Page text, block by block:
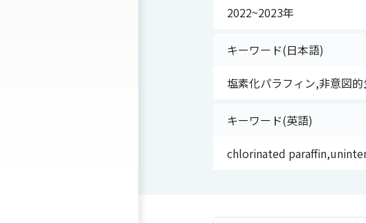
2022~2023年
キーワード(日本語)
塩素化パラフィン,非意図的
キーワード(英語)
chlorinated